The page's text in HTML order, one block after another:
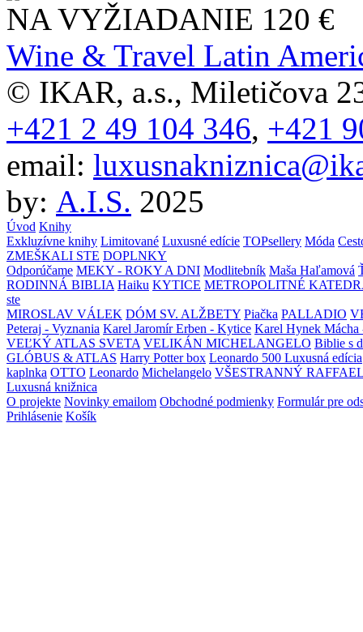
NA VYŽIADANIE 120 €
Wine & Travel Latin
© IKAR, a.s., Miletičova
+421 2 49 104 346, +421
email:
by: A.I.S. 2025
Úvod Knihy
Exkluzívne knihy Limitované Luxusné edície TOPsellery Móda
ZMEŠKALI STE DOPLNKY
Odporúčame MEKY - ROKY A DNI Modlitebník Maša Haľamová
RODINNÁ BIBLIA Haiku KYTICE METROPOLITNÉ
ste
MIROSLAV VÁLEK DÓM SV. ALŽBETY Piačka PALLADIO
Peteraj - Vyznania Karel Jaromír Erben - Kytice Karel Hynek Mácha
VEĽKÝ ATLAS SVETA VELIKÁN MICHELANGELO Biblie s
GLÓBUS & ATLAS Harry Potter box Leonardo 500 Luxusná edícia
kaplnka OTTO Leonardo Michelangelo VŠESTRANNÝ
Luxusná knižnica
O projekte Novinky emailom Obchodné podmienky Formulár pre
Prihlásenie Košík